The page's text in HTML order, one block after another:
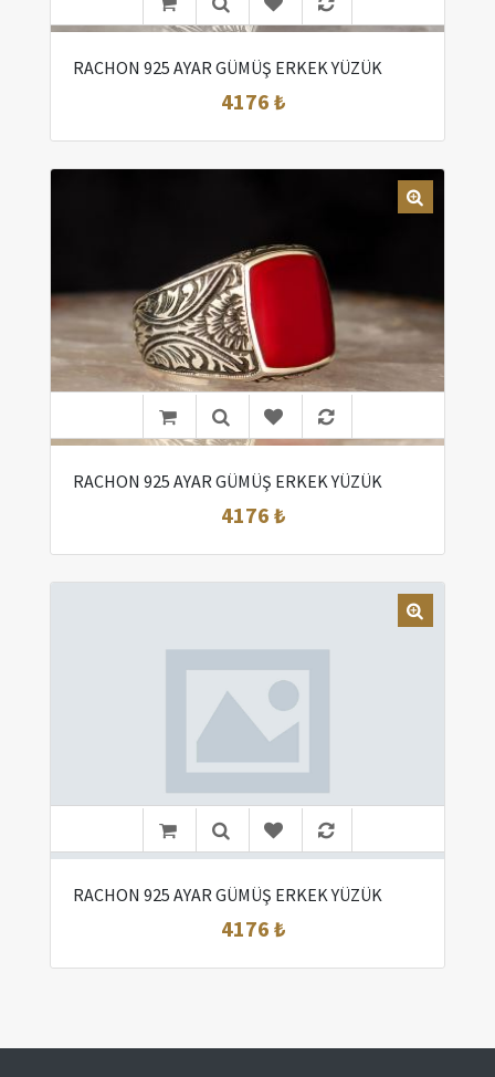
RACHON 925 AYAR GÜMÜŞ ERKEK YÜZÜK
4176 ₺
RACHON 925 AYAR GÜMÜŞ ERKEK YÜZÜK
4176 ₺
RACHON 925 AYAR GÜMÜŞ ERKEK YÜZÜK
4176 ₺